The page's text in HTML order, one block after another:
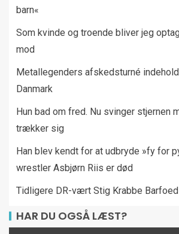
barn«
Som kvinde og troende bliver jeg
mod
Metallegenders afskedsturné
Danmark
Hun bad om fred. Nu svinger stjernen
trækker sig
Han blev kendt for at udbryde »fy for
wrestler Asbjørn Riis er død
Tidligere DR-vært Stig Krabbe
HAR DU OGSÅ LÆST?